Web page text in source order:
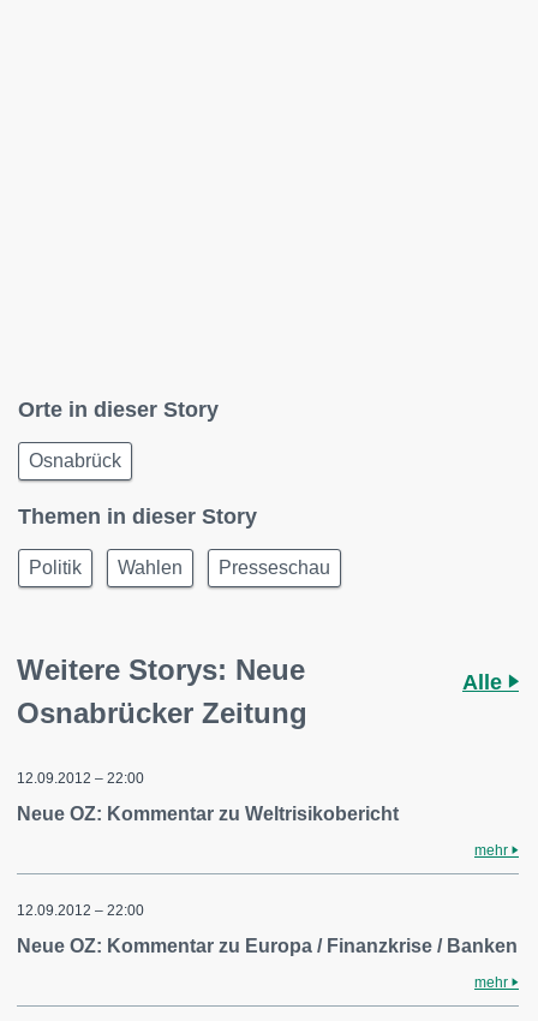
Orte in dieser Story
Osnabrück
Themen in dieser Story
Politik Wahlen Presseschau
Weitere Storys: Neue
Osnabrücker Zeitung
Alle
12.09.2012 – 22:00
Neue OZ: Kommentar zu Weltrisikobericht
mehr
12.09.2012 – 22:00
Neue OZ: Kommentar zu Europa / Finanzkrise / Banken
mehr